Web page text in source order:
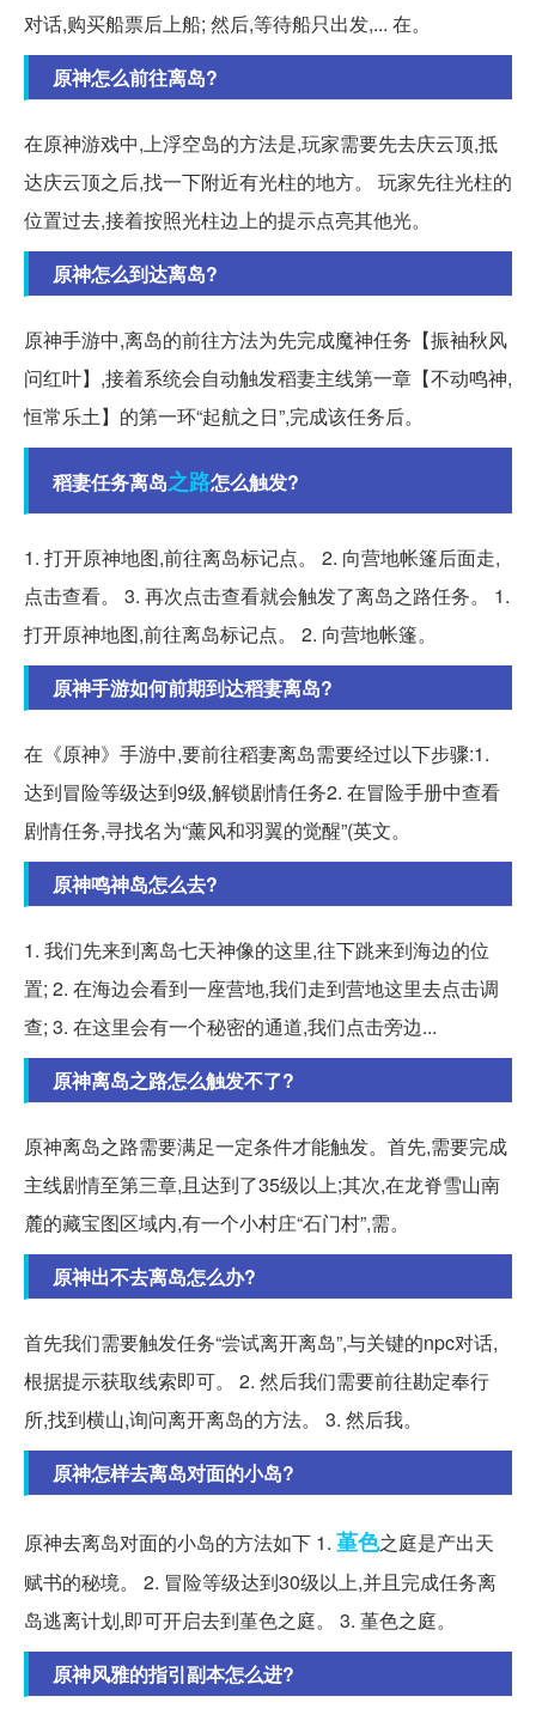
对话,购买船票后上船; 然后,等待船只出发,... 在。
原神怎么前往离岛?
在原神游戏中,上浮空岛的方法是,玩家需要先去庆云顶,抵
达庆云顶之后,找一下附近有光柱的地方。 玩家先往光柱的
位置过去,接着按照光柱边上的提示点亮其他光。
原神怎么到达离岛?
原神手游中,离岛的前往方法为先完成魔神任务【振袖秋风
问红叶】,接着系统会自动触发稻妻主线第一章【不动鸣神,
恒常乐土】的第一环“起航之日”,完成该任务后。
稻妻任务离岛之路怎么触发?
1. 打开原神地图,前往离岛标记点。 2. 向营地帐篷后面走,
点击查看。 3. 再次点击查看就会触发了离岛之路任务。 1.
打开原神地图,前往离岛标记点。 2. 向营地帐篷。
原神手游如何前期到达稻妻离岛?
在《原神》手游中,要前往稻妻离岛需要经过以下步骤:1.
达到冒险等级达到9级,解锁剧情任务2. 在冒险手册中查看
剧情任务,寻找名为“薰风和羽翼的觉醒”(英文。
原神鸣神岛怎么去?
1. 我们先来到离岛七天神像的这里,往下跳来到海边的位
置; 2. 在海边会看到一座营地,我们走到营地这里去点击调
查; 3. 在这里会有一个秘密的通道,我们点击旁边...
原神离岛之路怎么触发不了?
原神离岛之路需要满足一定条件才能触发。首先,需要完成
主线剧情至第三章,且达到了35级以上;其次,在龙脊雪山南
麓的藏宝图区域内,有一个小村庄“石门村”,需。
原神出不去离岛怎么办?
首先我们需要触发任务“尝试离开离岛”,与关键的npc对话,
根据提示获取线索即可。 2. 然后我们需要前往勘定奉行
所,找到横山,询问离开离岛的方法。 3. 然后我。
原神怎样去离岛对面的小岛?
原神去离岛对面的小岛的方法如下 1. 堇色之庭是产出天
赋书的秘境。 2. 冒险等级达到30级以上,并且完成任务离
岛逃离计划,即可开启去到堇色之庭。 3. 堇色之庭。
原神风雅的指引副本怎么进?